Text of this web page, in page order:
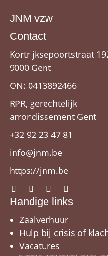
JNM vzw
Contact
Kortrijksepoortstraat
9000 Gent
ON: 0413892466
RPR, gerechtelijk
arrondissement Gent
+32 92 23 47 81
info@jnm.be
https://jnm.be
Handige links
Zaalverhuur
Hulp bij crisis of
Vacatures